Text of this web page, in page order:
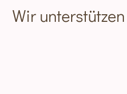
Wir